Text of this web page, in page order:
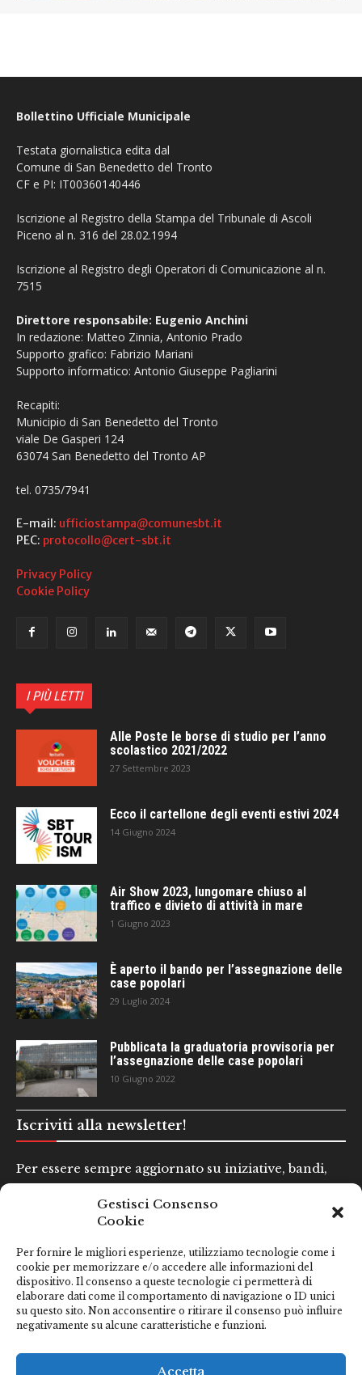
Gestisci Consenso
Cookie
Per fornire le migliori esperienze, utilizziamo tecnologie come i
cookie per memorizzare e/o accedere alle informazioni del
dispositivo. Il consenso a queste tecnologie ci permetterà di
elaborare dati come il comportamento di navigazione o ID unici
su questo sito. Non acconsentire o ritirare il consenso può influire
negativamente su alcune caratteristiche e funzioni.
Accetta
Bollettino Ufficiale Municipale
Testata giornalistica edita dal
Comune di San Benedetto del Tronto
CF e PI: IT00360140446
Iscrizione al Registro della Stampa del Tribunale di Ascoli
Piceno al n. 316 del 28.02.1994
Iscrizione al Registro degli Operatori di Comunicazione al n.
7515
Direttore responsabile: Eugenio Anchini
In redazione: Matteo Zinnia, Antonio Prado
Supporto grafico: Fabrizio Mariani
Supporto informatico: Antonio Giuseppe Pagliarini
Recapiti:
Municipio di San Benedetto del Tronto
viale De Gasperi 124
63074 San Benedetto del Tronto AP
tel. 0735/7941
E-mail: ufficiostampa@comunesbt.it
PEC: protocollo@cert-sbt.it
Privacy Policy
Cookie Policy
I PIÙ LETTI
Alle Poste le borse di studio per l’anno
scolastico 2021/2022
27 Settembre 2023
Ecco il cartellone degli eventi estivi 2024
14 Giugno 2024
Air Show 2023, lungomare chiuso al
traffico e divieto di attività in mare
1 Giugno 2023
È aperto il bando per l’assegnazione delle
case popolari
29 Luglio 2024
Pubblicata la graduatoria provvisoria per
l’assegnazione delle case popolari
10 Giugno 2022
Iscriviti alla newsletter!
Per essere sempre aggiornato su iniziative, bandi,
Email*